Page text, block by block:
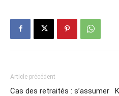
Article précédent
Cas des retraités : s’assumer